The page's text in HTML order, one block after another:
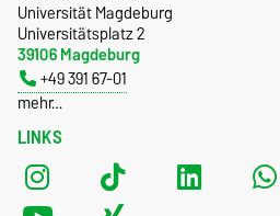
LINKS
Universität Magdeburg
Universitätsplatz 2
39106 Magdeburg
+49 391 67-01
mehr…